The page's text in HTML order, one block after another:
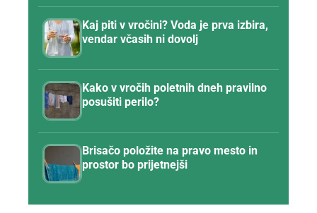
Kaj piti v vročini? Voda je prva izbira,
vendar včasih ni dovolj
Kako v vročih poletnih dneh pravilno
posušiti perilo?
Brisačo položite na pravo mesto in
prostor bo prijetnejši